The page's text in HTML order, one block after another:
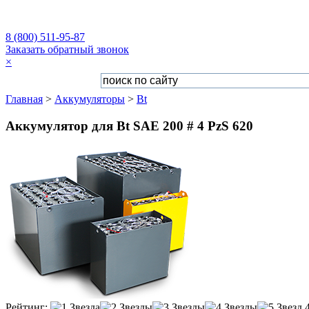
8 (800) 511-95-87
Заказать обратный звонок
×
Главная > Аккумуляторы > Bt
Аккумулятор для Bt SAE 200 # 4 PzS 620